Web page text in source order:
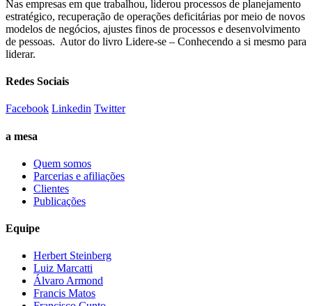
Nas empresas em que trabalhou, liderou processos de planejamento
estratégico, recuperação de operações deficitárias por meio de novos
modelos de negócios, ajustes finos de processos e desenvolvimento
de pessoas. Autor do livro Lidere-se – Conhecendo a si mesmo para
liderar.
Redes Sociais
Facebook Linkedin Twitter
a mesa
Quem somos
Parcerias e afiliações
Clientes
Publicações
Equipe
Herbert Steinberg
Luiz Marcatti
Álvaro Armond
Francis Matos